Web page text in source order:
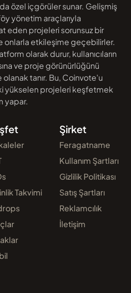
özel içgörüler sunar. Gelişmiş
yönetim araçlarıyla
eden projeleri sorunsuz bir
onlarla etkileşime geçebilirler.
olarak durur, kullanıcıların
ve proje görünürlüğünü
tanır. Bu, Coinvote'u
yükselen projeleri keşfetmek
yapar.
Takvimi
Şirket
Feragatname
Kullanım Şartları
Gizlilik Politikası
Satış Şartları
Reklamcılık
İletişim